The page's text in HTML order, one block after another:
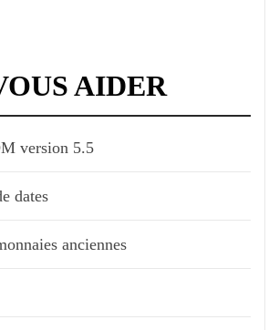
AIDER
version 5.5
dates
anciennes